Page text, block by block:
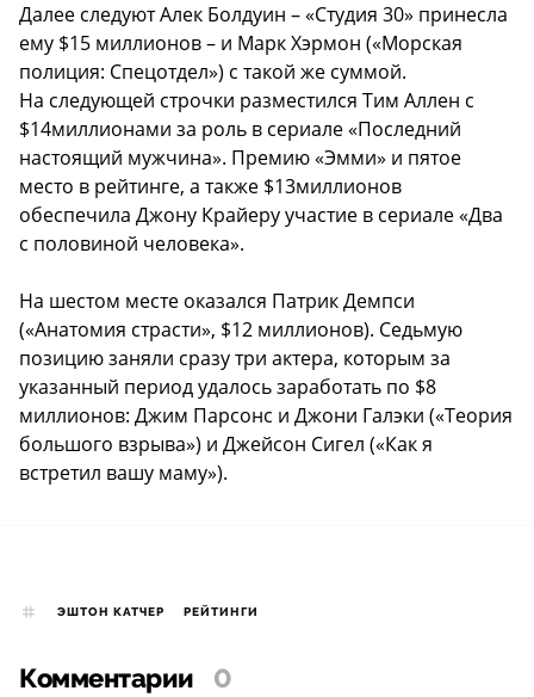
Далее следуют Алек Болдуин – «Студия 30» принесла
ему $15 миллионов – и Марк Хэрмон («Морская
полиция: Спецотдел») с такой же суммой.
На следующей строчки разместился Тим Аллен с
$14миллионами за роль в сериале «Последний
настоящий мужчина». Премию «Эмми» и пятое
место в рейтинге, а также $13миллионов
обеспечила Джону Крайеру участие в сериале «Два
с половиной человека».
На шестом месте оказался Патрик Демпси
(«Анатомия страсти», $12 миллионов). Седьмую
позицию заняли сразу три актера, которым за
указанный период удалось заработать по $8
миллионов: Джим Парсонс и Джони Галэки («Теория
большого взрыва») и Джейсон Сигел («Как я
встретил вашу маму»).
ЭШТОН КАТЧЕР РЕЙТИНГИ
Комментарии 0